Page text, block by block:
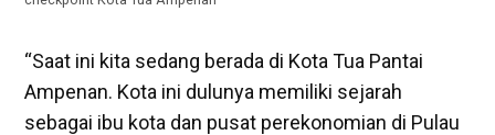
“Saat ini kita sedang berada di Kota Tua Pantai
Ampenan. Kota ini dulunya memiliki sejarah
sebagai ibu kota dan pusat perekonomian di Pulau